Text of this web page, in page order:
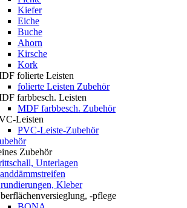
Kiefer
Eiche
Buche
Ahorn
Kirsche
Kork
folierte Leisten
folierte Leisten Zubehör
farbbesch. Leisten
MDF farbbesch. Zubehör
Leisten
PVC-Leiste-Zubehör
Zubehör
Unterlagen
Kleber
-pflege